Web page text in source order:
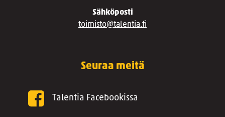
Sähköposti
toimisto@talentia.fi
Seuraa meitä
Talentia Facebookissa